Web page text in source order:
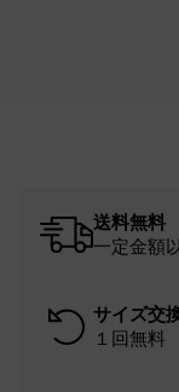
送料無料
一定金額
サイズ交
１回無料